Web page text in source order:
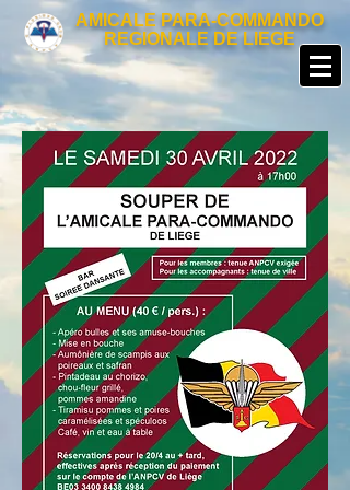
AMICALE PARA-COMMANDO
REGIONALE DE LIEGE